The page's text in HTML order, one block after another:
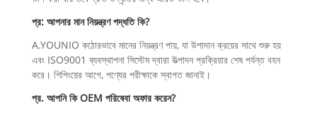
প্র: আপনার মান নিয়ন্ত্রণ পদ্ধতি কি?
A.YOUNIO কঠোরভাবে মানের নিয়ন্ত্রণ পায়, যা উপাদান ক্রয়ের সাথে শুরু হয়
এবং ISO9001 ব্যবস্থাপনা সিস্টেম দ্বারা উত্পাদন প্রক্রিয়ার শেষ পর্যন্ত বহন
করে। শিপিংয়ের আগে, পণ্যের পরীক্ষাকে স্বাগত জানাই।
প্র. আপনি কি OEM পরিষেবা অফার করেন?